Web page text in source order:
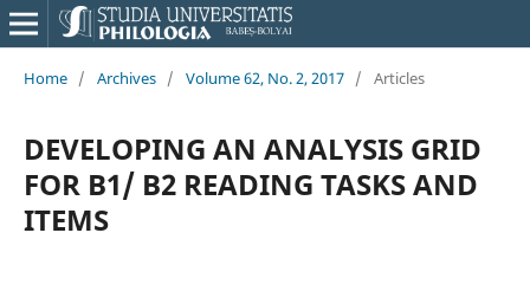
Home / Archives / Volume 62, No. 2, 2017 / Articles
DEVELOPING AN ANALYSIS GRID
FOR B1/ B2 READING TASKS AND
ITEMS